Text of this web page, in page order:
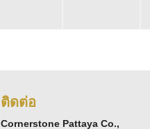
ติดต่อ
Cornerstone Pattaya Co.,